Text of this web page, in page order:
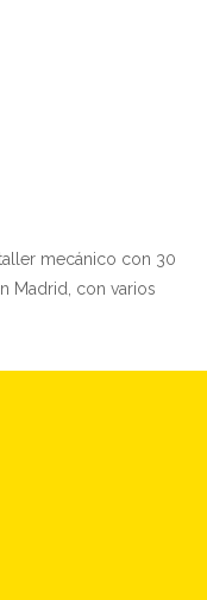
mecánico con 30
Madrid, con varios